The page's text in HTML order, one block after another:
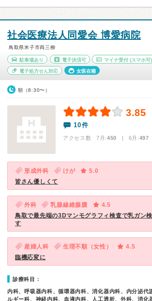
社会医療法人同愛会 博愛病院
鳥取県米子市両三柳
駐車場あり 電子決済可 マイナ受付 (スマホ可)
電子処方せん対応 女医在籍
朝（8:30〜）
3.85
10件
アクセス数 7月:450 | 6月:497
形成外科 けが
5.0
皆さん優しくて
外科 乳腺線維腺腫
4.5
鳥取で最先端の3Dマンモグラフィ検査で乳ガン
す
産婦人科 生理不順（女性）
4.5
臨機応変に
診療科目：
内科、呼吸器内科、循環器内科、消化器内科、内分泌代
ルギー科、神経内科、血液内科、人工透析、外科、消化